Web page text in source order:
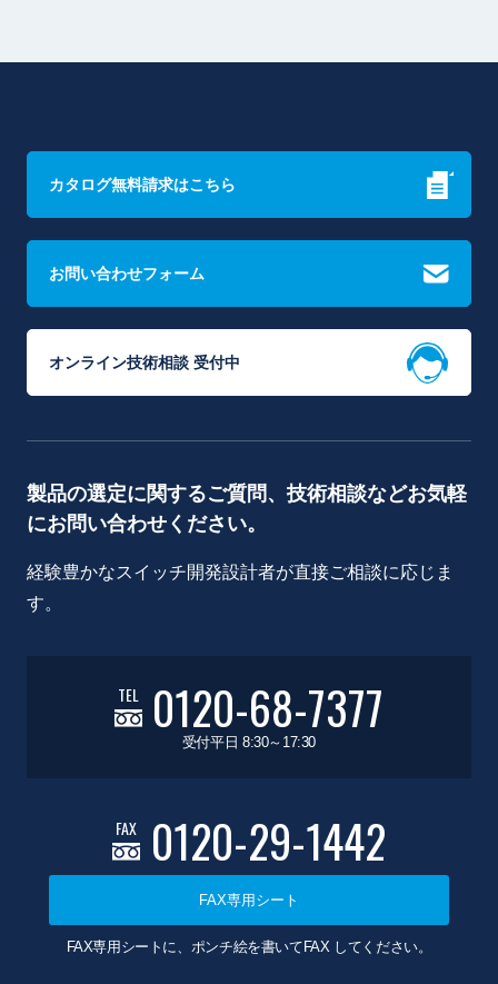
カタログ無料請求はこちら
お問い合わせフォーム
オンライン技術相談 受付中
製品の選定に関するご質問、技術相談などお気軽
にお問い合わせください。
経験豊かなスイッチ開発設計者が直接ご相談に応じま
す。
TEL 0120-68-7377
受付平日 8:30～17:30
FAX 0120-29-1442
FAX専用シート
FAX専用シートに、ポンチ絵を書いてFAX してください。